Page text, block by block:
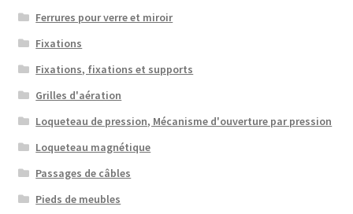
Ferrures pour verre et miroir
Fixations
Fixations, fixations et supports
Grilles d'aération
Loqueteau de pression, Mécanisme d'ouverture par pression
Loqueteau magnétique
Passages de câbles
Pieds de meubles